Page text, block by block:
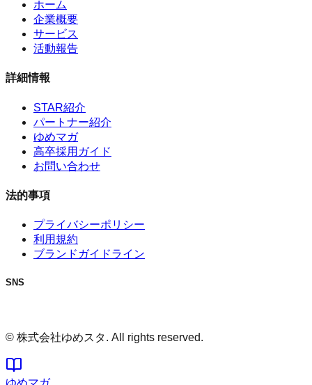
ホーム
企業概要
サービス
活動報告
詳細情報
STAR紹介
パートナー紹介
ゆめマガ
高卒採用ガイド
お問い合わせ
法的事項
プライバシーポリシー
利用規約
ブランドガイドライン
SNS
© 株式会社ゆめスタ. All rights reserved.